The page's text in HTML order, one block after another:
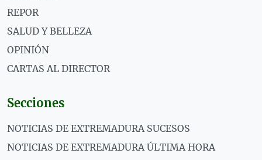
REPOR
SALUD Y BELLEZA
OPINIÓN
CARTAS AL DIRECTOR
Secciones
NOTICIAS DE EXTREMADURA SUCESOS
NOTICIAS DE EXTREMADURA ÚLTIMA HORA